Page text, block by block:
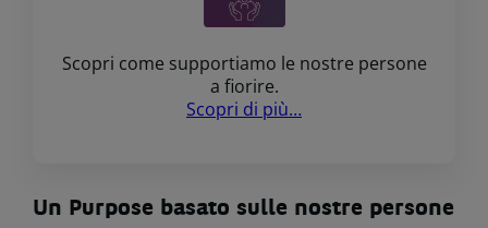
Scopri come supportiamo le nostre persone
a fiorire.
Scopri di più…
Un Purpose basato sulle nostre persone